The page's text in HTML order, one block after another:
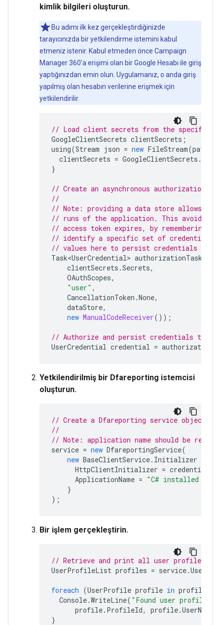
kimlik bilgileri oluşturun.
Bu adımı ilk kez gerçekleştirdiğinizde
tarayıcınızda bir yetkilendirme istemini kabul
etmeniz istenir. Kabul etmeden önce Campaign
Manager 360'a erişimi olan bir Google Hesabı ile giriş
yaptığınızdan emin olun. Uygulamanız, o anda giriş
yapılmış olan hesabın verilerine erişmek için
yetkilendirilir.
// Load client secrets from the specified
GoogleClientSecrets clientSecrets ;
using(Stream json = new FileStream(
clientSecrets = GoogleClientSecrets .
}
// Create an asynchronous authorization
//
// Note: providing a data store allows
// runs of the application. This avoids
// access token expires, by remembering
// identify a specific set of credentials
// values here to persist credentials for
Task<UserCredential> authorizationTask
clientSecrets .Secrets,
OAuthScopes,
"user" ,
CancellationToken .None,
dataStore,
new ManualCodeReceiver());
// Authorize and persist credentials to
UserCredential credential =
Yetkilendirilmiş bir Dfareporting istemcisi
oluşturun.
// Create a Dfareporting service object.
//
// Note: application name should be
service = new DfareportingService(
new BaseClientService. Initializer
HttpClientInitializer = credential
ApplicationName = "C# installed app
}
);
Bir işlem gerçekleştirin.
// Retrieve and print all user profiles for
UserProfileList profiles = service.
foreach (UserProfile profile in profiles
Console.WriteLine( "Found user profile
profile. ProfileId, profile.UserName
}